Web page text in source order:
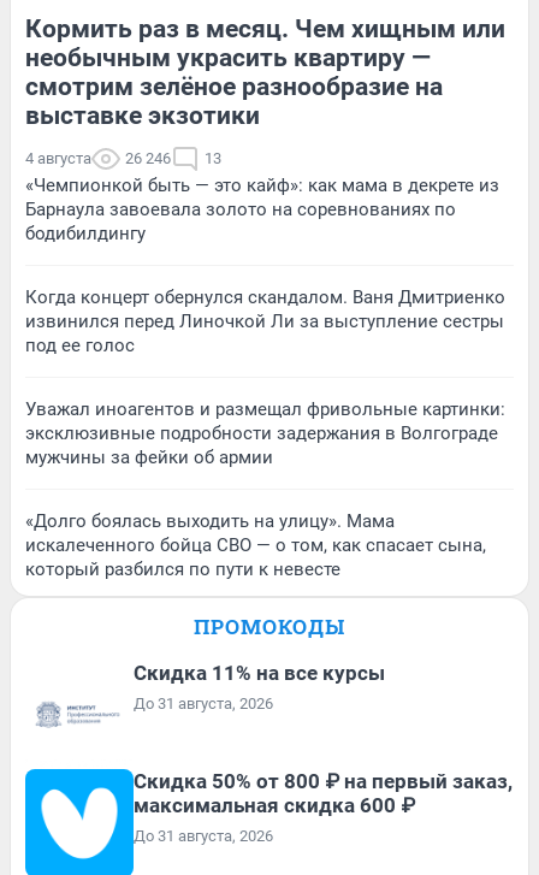
Кормить раз в месяц. Чем хищным или
необычным украсить квартиру —
смотрим зелёное разнообразие на
выставке экзотики
4 августа 26 246 13
«Чемпионкой быть — это кайф»: как мама в декрете из
Барнаула завоевала золото на соревнованиях по
бодибилдингу
Когда концерт обернулся скандалом. Ваня Дмитриенко
извинился перед Линочкой Ли за выступление сестры
под ее голос
Уважал иноагентов и размещал фривольные картинки:
эксклюзивные подробности задержания в Волгограде
мужчины за фейки об армии
«Долго боялась выходить на улицу». Мама
искалеченного бойца СВО — о том, как спасает сына,
который разбился по пути к невесте
ПРОМОКОДЫ
Скидка 11% на все курсы
До 31 августа, 2026
Скидка 50% от 800 ₽ на первый заказ,
максимальная скидка 600 ₽
До 31 августа, 2026